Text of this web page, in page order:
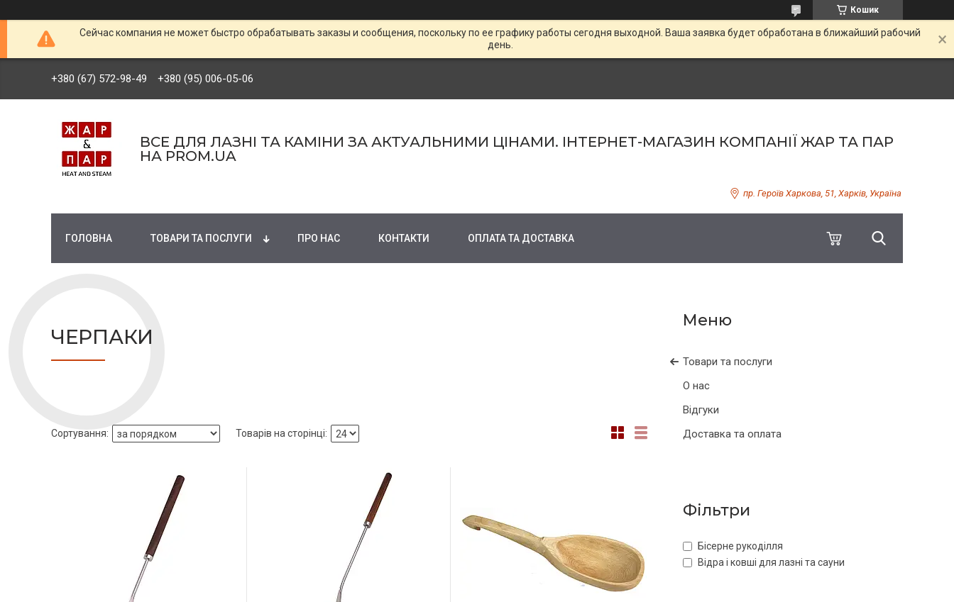
Кошик
Сейчас компания не может быстро обрабатывать заказы и сообщения, поскольку по ее графику работы сегодня выходной. Ваша заявка будет обработана в ближайший рабочий
день.
+380 (67) 572-98-49 +380 (95) 006-05-06
ВСЕ ДЛЯ ЛАЗНІ ТА КАМІНИ ЗА АКТУАЛЬНИМИ ЦІНАМИ. ІНТЕРНЕТ-МАГАЗИН КОМПАНІЇ ЖАР ТА ПАР
НА PROM.UA
пр. Героїв Харкова, 51, Харків, Україна
ГОЛОВНА ТОВАРИ ТА ПОСЛУГИ ПРО НАС КОНТАКТИ ОПЛАТА ТА ДОСТАВКА
Товари та послуги
О нас
Відгуки
Доставка та оплата
Фільтри
Бісерне рукоділля
Відра і ковші для лазні та сауни
ЧЕРПАКИ